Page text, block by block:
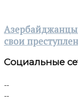
свои
Социальные